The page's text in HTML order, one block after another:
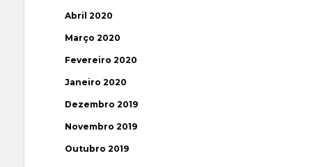
Abril 2020
Março 2020
Fevereiro 2020
Janeiro 2020
Dezembro 2019
Novembro 2019
Outubro 2019